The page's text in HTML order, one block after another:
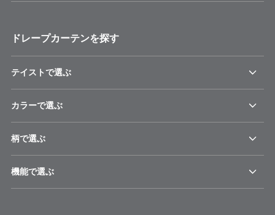
ドレープカーテンを探す
テイストで選ぶ
カラーで選ぶ
柄で選ぶ
機能で選ぶ